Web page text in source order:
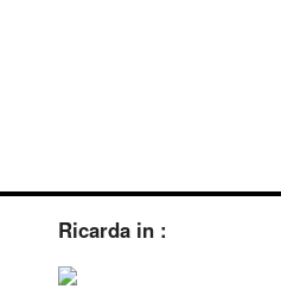
Ricarda in :